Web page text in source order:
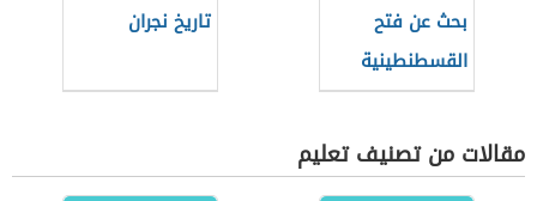
بحث عن فتح
القسطنطينية
تاريخ نجران
مقالات من تصنيف تعليم